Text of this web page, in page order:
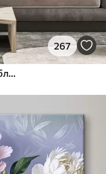
267
Пеалістичні естетичні камені, оздоблення будинку, природне освітлення